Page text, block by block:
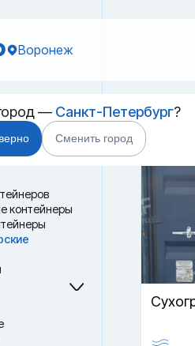
Воронеж
— Санкт-Петербург?
Сменить город
Сбросить
В пути
контейнеры